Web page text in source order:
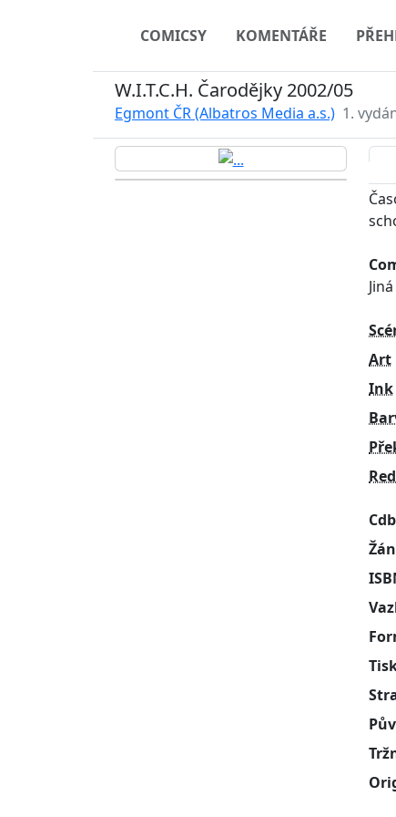
COMICSY KOMENTÁŘE
W.I.T.C.H. Čarodějky 2002/05
Egmont ČR (Albatros Media a.s.) 1.
Art
Ink